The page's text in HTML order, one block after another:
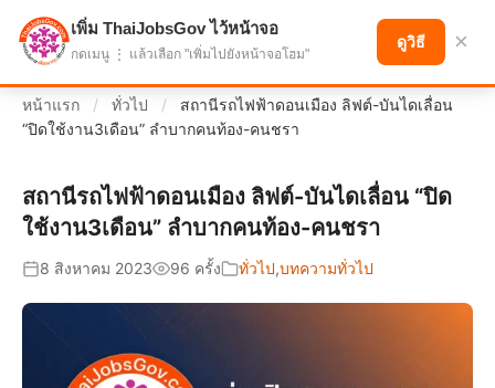
แบ่งปันโอกาส เพื่ออนาคตที่ก้าวหน้า
หน้าแรก / ทั่วไป /
สถานีรถไฟฟ้าดอนเมือง ลิฟต์-บันไดเลื่อน
“ปิดใช้งาน3เดือน” ลำบากคนท้อง-คนชรา
สถานีรถไฟฟ้าดอนเมือง ลิฟต์-บันไดเลื่อน “ปิด
ใช้งาน3เดือน” ลำบากคนท้อง-คนชรา
8 สิงหาคม 2023 96 ครั้ง ทั่วไป,บทความทั่วไป
เพิ่ม ThaiJobsGov ไว้หน้าจอ
กดเมนู ⋮ แล้วเลือก "เพิ่มไปยังหน้าจอโฮม"
ดูวิธี ×